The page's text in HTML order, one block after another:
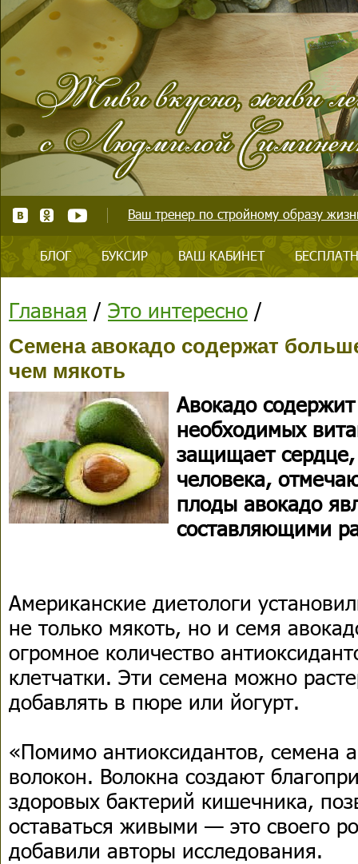
Ваш тренер по стройному образу
БЛОГ БУКСИР ВАШ КАБИНЕТ
Главная / Это интересно /
Семена авокадо содержат
чем мякоть
Авокадо
необходимых
защищает
человека,
плоды авокадо
составляющими
Американские диетологи
не только мякоть, но и семя
огромное количество
клетчатки. Эти семена можно
добавлять в пюре или йогурт.
«Помимо антиоксидантов, семена
волокон. Волокна создают
здоровых бактерий кишечника,
оставаться живыми — это своего
добавили авторы исследования.